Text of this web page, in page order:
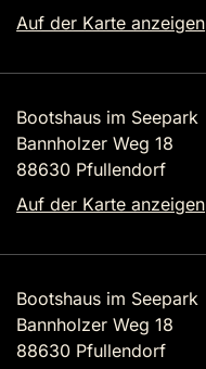
Auf der Karte anzeigen
Bootshaus im Seepark
Bannholzer Weg 18
88630 Pfullendorf
Auf der Karte anzeigen
Bootshaus im Seepark
Bannholzer Weg 18
88630 Pfullendorf